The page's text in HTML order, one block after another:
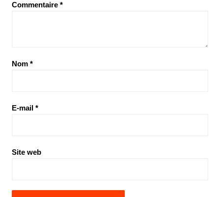
Commentaire *
Nom *
E-mail *
Site web